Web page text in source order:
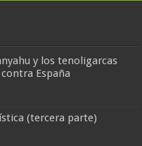
y los tenoligarcas
España
(tercera parte)